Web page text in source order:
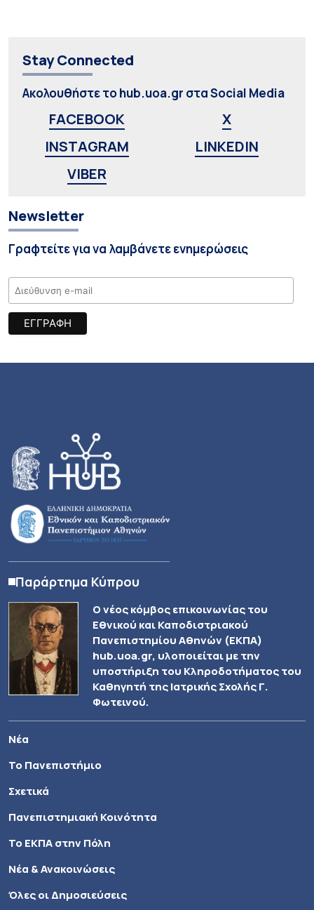
Stay Connected
Ακολουθήστε το hub.uoa.gr στα Social Media
FACEBOOK
X
INSTAGRAM
LINKEDIN
VIBER
Newsletter
Γραφτείτε για να λαμβάνετε ενημερώσεις
Παράρτημα Κύπρου
Ο νέος κόμβος επικοινωνίας του
Εθνικού και Καποδιστριακού
Πανεπιστημίου Αθηνών (ΕΚΠΑ)
hub.uoa.gr, υλοποιείται με την
υποστήριξη του Κληροδοτήματος του
Καθηγητή της Ιατρικής Σχολής Γ.
Φωτεινού.
Νέα
Το Πανεπιστήμιο
Σχετικά
Πανεπιστημιακή Κοινότητα
Το ΕΚΠΑ στην Πόλη
Νέα & Ανακοινώσεις
Όλες οι Δημοσιεύσεις